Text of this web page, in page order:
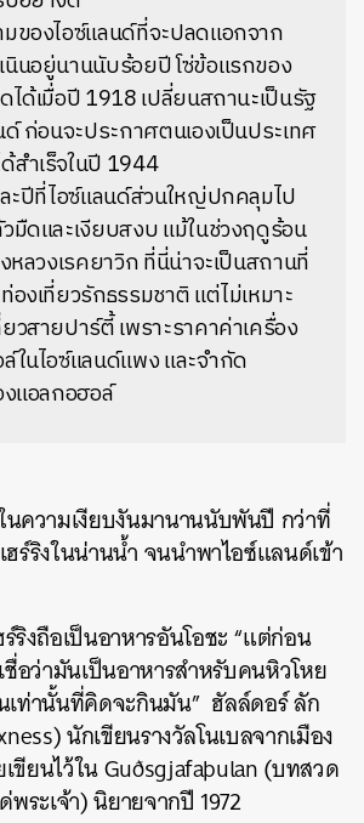
ของไอซ์แลนด์ที่จะปลดแอกจาก
นินอยู่นานนับร้อยปี โซ่ข้อแรกของ
ได้เมื่อปี 1918 เปลี่ยนสถานะเป็นรัฐ
ก่อนจะประกาศตนเองเป็นประเทศ
สำเร็จในปี 1944
ละปีที่ไอซ์แลนด์ส่วนใหญ่ปกคลุมไป
มืดและเงียบสงบ แม้ในช่วงฤดูร้อน
หลวงเรคยาวิก ที่นี่น่าจะเป็นสถานที่
งเที่ยวรักธรรมชาติ แต่ไม่เหมาะ
วสายปาร์ตี้ เพราะราคาค่าเครื่อง
ในไอซ์แลนด์แพง และจำกัด
งแอลกอฮอล์
ความเงียบงันมานานนับพันปี กว่าที่
ร์ริงในน่านน้ำ จนนำพาไอซ์แลนด์เข้า
ริงถือเป็นอาหารอันโอชะ “แต่ก่อน
อว่ามันเป็นอาหารสำหรับคนหิวโหย
ท่านั้นที่คิดจะกินมัน” ฮัลล์ดอร์ ลัก
นักเขียนรางวัลโนเบลจากเมือง
ขียนไว้ในGuðsgjafaþulan(บทสวด
ระเจ้า) นิยายจากปี 1972